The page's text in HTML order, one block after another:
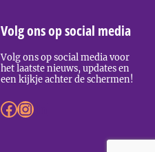
Volg ons op social media
Volg ons op social media voor
het laatste nieuws, updates en
een kijkje achter de schermen!
Facebook InstagramLinkedIn